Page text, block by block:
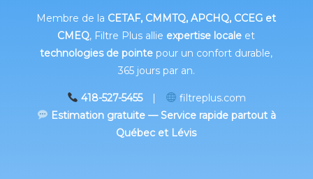
Membre de la CETAF, CMMTQ, APCHQ, CCEG et
CMEQ, Filtre Plus allie expertise locale et
technologies de pointe pour un confort durable,
365 jours par an.
418-527-5455|
filtreplus.com
Estimation gratuite — Service rapide partout à
Québec et Lévis